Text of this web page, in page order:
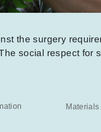
the surgery
social respect for
Materials